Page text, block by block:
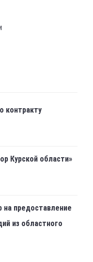
контракту
Курской области»
на предоставление
из областного